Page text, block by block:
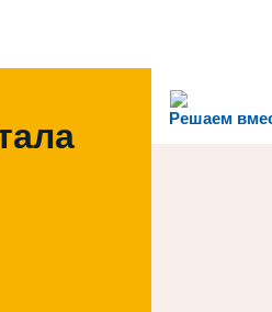
Решаем